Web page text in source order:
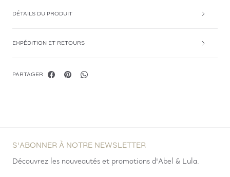
DÉTAILS DU PRODUIT
EXPÉDITION ET RETOURS
PARTAGER
S'ABONNER À NOTRE NEWSLETTER
Découvrez les nouveautés et promotions d'Abel & Lula.